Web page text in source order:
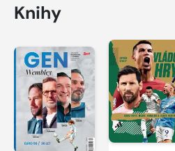
Knihy